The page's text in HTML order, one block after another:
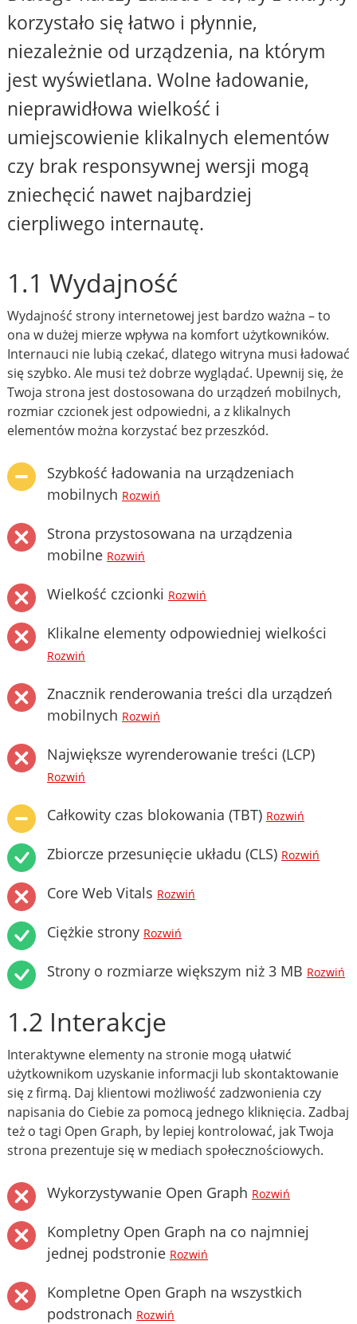
korzystało się łatwo i płynnie,
niezależnie od urządzenia, na którym
jest wyświetlana. Wolne ładowanie,
nieprawidłowa wielkość i
umiejscowienie klikalnych elementów
czy brak responsywnej wersji mogą
zniechęcić nawet najbardziej
cierpliwego internautę.
1.1 Wydajność
Wydajność strony internetowej jest bardzo ważna – to
ona w dużej mierze wpływa na komfort użytkowników.
Internauci nie lubią czekać, dlatego witryna musi ładować
się szybko. Ale musi też dobrze wyglądać. Upewnij się, że
Twoja strona jest dostosowana do urządzeń mobilnych,
rozmiar czcionek jest odpowiedni, a z klikalnych
elementów można korzystać bez przeszkód.
Szybkość ładowania na urządzeniach
mobilnych Rozwiń
Strona przystosowana na urządzenia
mobilne Rozwiń
Wielkość czcionki Rozwiń
Klikalne elementy odpowiedniej wielkości
Rozwiń
Znacznik renderowania treści dla urządzeń
mobilnych Rozwiń
Największe wyrenderowanie treści (LCP)
Rozwiń
Całkowity czas blokowania (TBT) Rozwiń
Zbiorcze przesunięcie układu (CLS) Rozwiń
Core Web Vitals Rozwiń
Ciężkie strony Rozwiń
Strony o rozmiarze większym niż 3 MB Rozwiń
1.2 Interakcje
Interaktywne elementy na stronie mogą ułatwić
użytkownikom uzyskanie informacji lub skontaktowanie
się z firmą. Daj klientowi możliwość zadzwonienia czy
napisania do Ciebie za pomocą jednego kliknięcia. Zadbaj
też o tagi Open Graph, by lepiej kontrolować, jak Twoja
strona prezentuje się w mediach społecznościowych.
Wykorzystywanie Open Graph Rozwiń
Kompletny Open Graph na co najmniej
jednej podstronie Rozwiń
Kompletne Open Graph na wszystkich
podstronach Rozwiń